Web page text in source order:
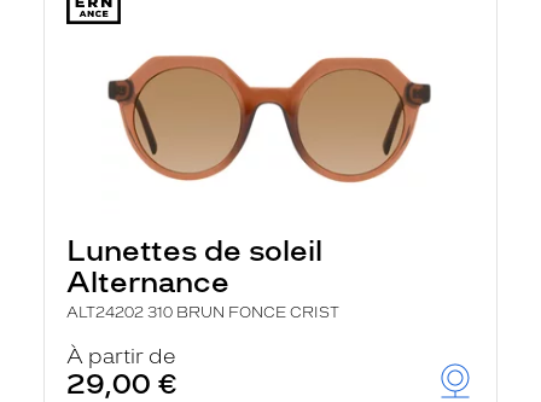
Lunettes de soleil
Alternance
ALT24202 310 BRUN FONCE CRIST
À partir de
29,00 €